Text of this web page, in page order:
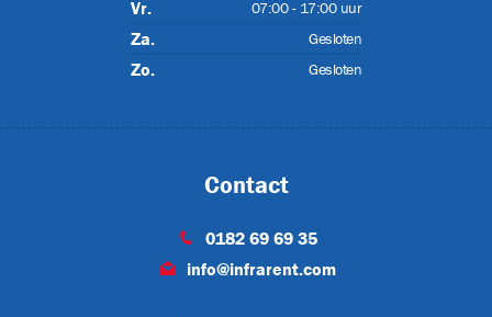
Vr. 07:00 - 17:00 uur
Za. Gesloten
Zo. Gesloten
Contact
0182 69 69 35
info@infrarent.com